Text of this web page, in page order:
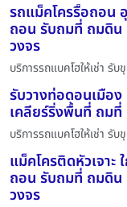
รถแม็คโครรื้อถอน
ถอน รับถมที่ ถมดิน
วงจร
บริการรถแบคโฮให้เช่า รั
รับวางท่อดอนเมือง
เคลียร์ริ่งพื้นที่ ถมที่
บริการรถแบคโฮให้เช่า รั
แม็คโครติดหัวเจาะ
ถอน รับถมที่ ถมดิน
วงจร